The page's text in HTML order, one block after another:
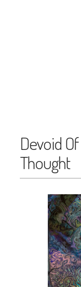
Devoid
Thought